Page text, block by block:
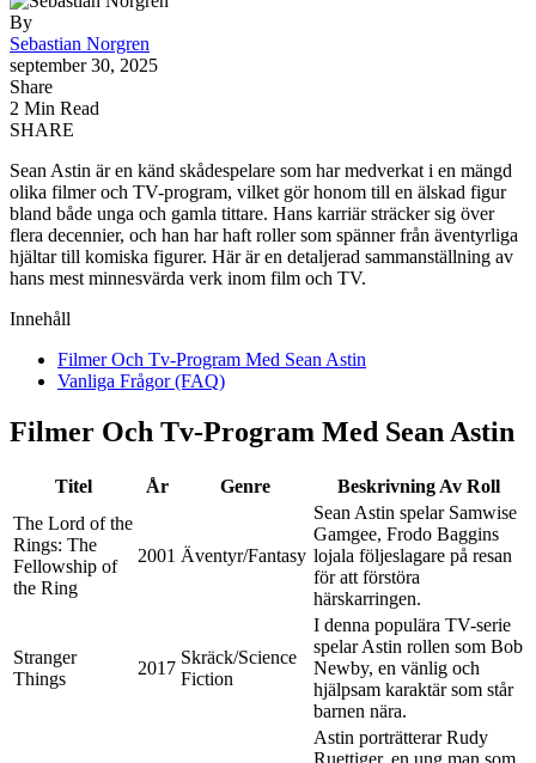
By
Sebastian Norgren
september 30, 2025
Share
2 Min Read
SHARE
Sean Astin är en känd skådespelare som har medverkat i en mängd
olika filmer och TV-program, vilket gör honom till en älskad figur
bland både unga och gamla tittare. Hans karriär sträcker sig över
flera decennier, och han har haft roller som spänner från äventyrliga
hjältar till komiska figurer. Här är en detaljerad sammanställning av
hans mest minnesvärda verk inom film och TV.
Innehåll
Filmer Och Tv-Program Med Sean Astin
Vanliga Frågor (FAQ)
Filmer Och Tv-Program Med Sean Astin
Titel År Genre
Beskrivning Av Roll
The Lord of the
Rings: The
Fellowship of
the Ring
2001 Äventyr/Fantasy
Sean Astin spelar Samwise
Gamgee, Frodo Baggins
lojala följeslagare på resan
för att förstöra
härskarringen.
Stranger
Things
2017
Skräck/Science
Fiction
I denna populära TV-serie
spelar Astin rollen som Bob
Newby, en vänlig och
hjälpsam karaktär som står
barnen nära.
Astin porträtterar Rudy
Ruettiger, en ung man som